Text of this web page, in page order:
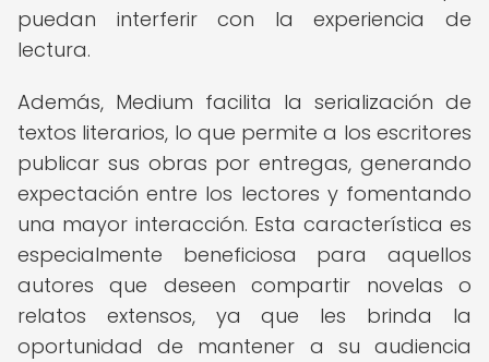
puedan interferir con la experiencia de
lectura.
Además, Medium facilita la serialización de
textos literarios, lo que permite a los escritores
publicar sus obras por entregas, generando
expectación entre los lectores y fomentando
una mayor interacción. Esta característica es
especialmente beneficiosa para aquellos
autores que deseen compartir novelas o
relatos extensos, ya que les brinda la
oportunidad de mantener a su audiencia